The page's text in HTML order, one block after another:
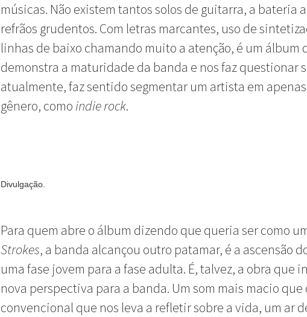
músicas. Não existem tantos solos de guitarra, a bateria
refrãos grudentos. Com letras marcantes, uso de
linhas de baixo chamando muito a atenção, é um álbum
demonstra a maturidade da banda e nos faz questionar
atualmente, faz sentido segmentar um artista em
gênero, como indie rock.
Divulgação.
Para quem abre o álbum dizendo que queria ser como
Strokes, a banda alcançou outro patamar, é a ascensão
uma fase jovem para a fase adulta. É, talvez, a obra que
nova perspectiva para a banda. Um som mais macio que
convencional que nos leva a refletir sobre a vida, um ar